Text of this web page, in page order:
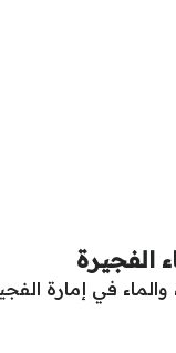
الفجيرة
في إمارة